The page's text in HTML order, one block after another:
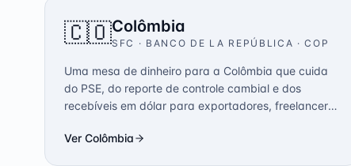
🇨🇴Colômbia
SFC · BANCO DE LA REPÚBLICA ·COP
Uma mesa de dinheiro para a Colômbia que cuida
do PSE, do reporte de controle cambial e dos
recebíveis em dólar para exportadores, freelancers
Ver Colômbia